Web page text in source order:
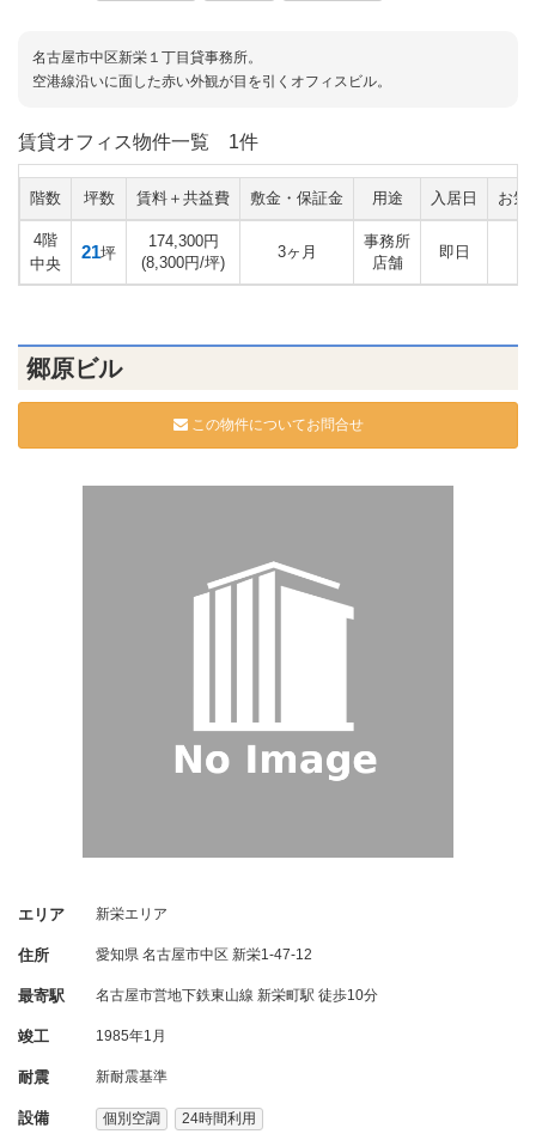
名古屋市中区新栄１丁目貸事務所。
空港線沿いに面した赤い外観が目を引くオフィスビル。
賃貸オフィス物件一覧 1件
階数 坪数 賃料＋共益費 敷金・保証金 用途 入居日 お気
4階
中央
21坪
174,300円
(8,300円/坪)
3ヶ月
事務所
店舗
即日
郷原ビル
この物件についてお問合せ
エリア 新栄エリア
住所 愛知県 名古屋市中区 新栄1-47-12
最寄駅 名古屋市営地下鉄東山線 新栄町駅 徒歩10分
竣工 1985年1月
耐震 新耐震基準
設備 個別空調 24時間利用